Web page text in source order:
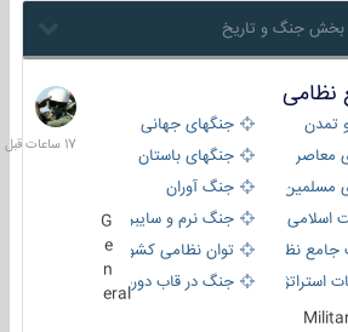
جنگهای جهانی
جنگهای باستان
جنگ آوران
جنگ نرم و سایبری
نظامی
توان نظامی کشورها
جنگ در قاب دوربین
eral
17
ساعات
قبل